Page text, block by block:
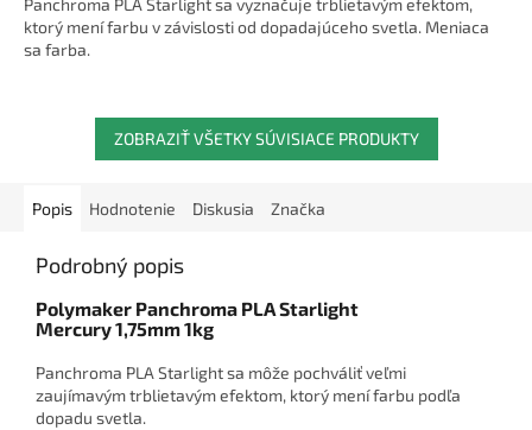
Panchroma PLA Starlight sa vyznačuje trblietavým efektom,
ktorý mení farbu v závislosti od dopadajúceho svetla. Meniaca
sa farba.
ZOBRAZIŤ VŠETKY SÚVISIACE PRODUKTY
Popis Hodnotenie Diskusia Značka
Podrobný popis
Polymaker Panchroma PLA Starlight
Mercury 1,75mm 1kg
Panchroma PLA Starlight sa môže pochváliť veľmi
zaujímavým trblietavým efektom, ktorý mení farbu podľa
dopadu svetla.